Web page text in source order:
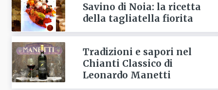
Savino di Noia: la ricetta
della tagliatella fiorita
Tradizioni e sapori nel
Chianti Classico di
Leonardo Manetti